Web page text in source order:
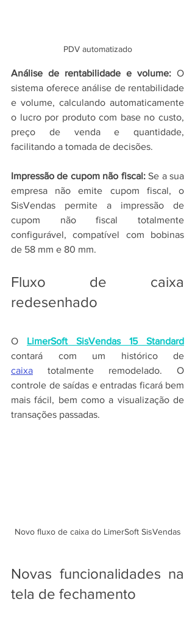
PDV automatizado
Análise de rentabilidade e volume: O
sistema oferece análise de rentabilidade
e volume, calculando automaticamente
o lucro por produto com base no custo,
preço de venda e quantidade,
facilitando a tomada de decisões.
Impressão de cupom não fiscal: Se a sua
empresa não emite cupom fiscal, o
SisVendas permite a impressão de
cupom não fiscal totalmente
configurável, compatível com bobinas
de 58 mm e 80 mm.
Fluxo de caixa
redesenhado
O LimerSoft SisVendas 15 Standard
caixa totalmente remodelado. O
controle de saídas e entradas ficará bem
mais fácil, bem como a visualização de
transações passadas.
Novo fluxo de caixa do LimerSoft SisVendas
Novas funcionalidades na
tela de fechamento